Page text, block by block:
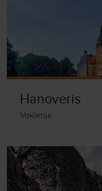
Hanoveris
Vokietija